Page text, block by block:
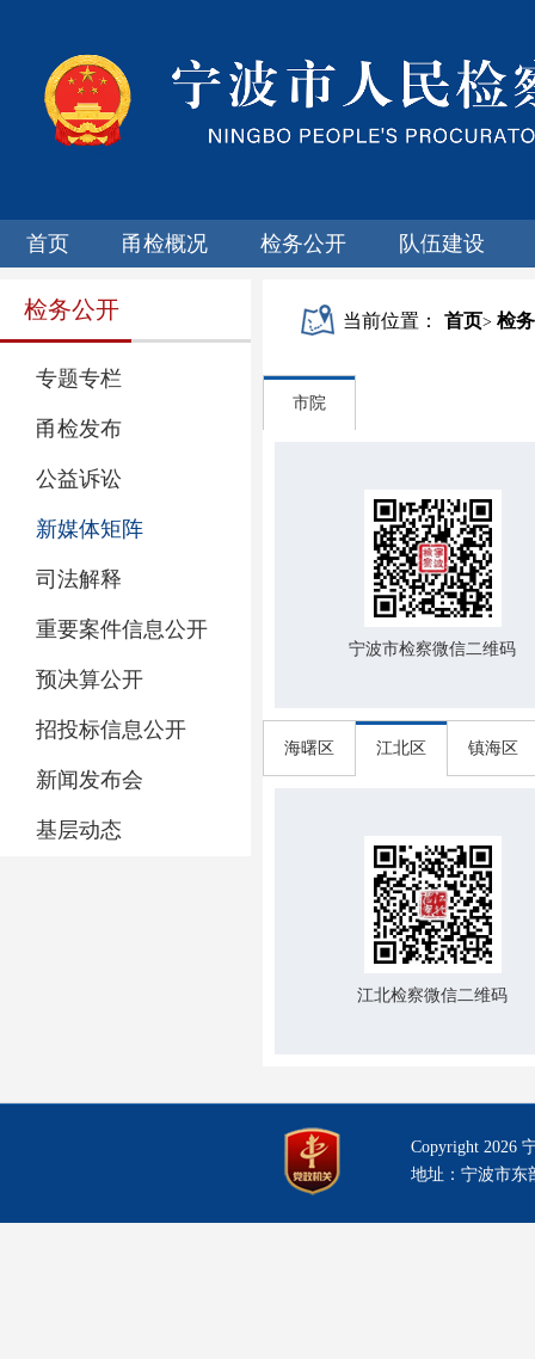
首页 甬检概况 检务公开 队伍建设
检务公开
专题专栏
甬检发布
公益诉讼
新媒体矩阵
司法解释
重要案件信息公开
预决算公开
招投标信息公开
新闻发布会
基层动态
当前位置： 首页> 检
市院
宁波市检察微信二维码
海曙区 江北区 镇海区
江北检察微信二维码
Copyright 2026
地址：宁波市东